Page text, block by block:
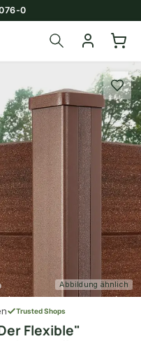
0
Abbildung ähnlich
Trusted Shops
Flexible"